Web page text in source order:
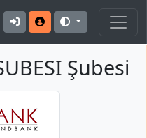
Şubesi